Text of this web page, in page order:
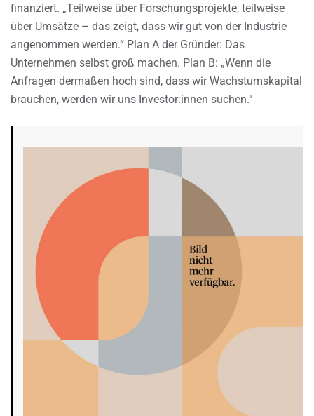
finanziert. „Teilweise über Forschungsprojekte, teilweise
über Umsätze – das zeigt, dass wir gut von der Industrie
angenommen werden.“ Plan A der Gründer: Das
Unternehmen selbst groß machen. Plan B: „Wenn die
Anfragen dermaßen hoch sind, dass wir Wachstumskapital
brauchen, werden wir uns Investor:innen suchen.“